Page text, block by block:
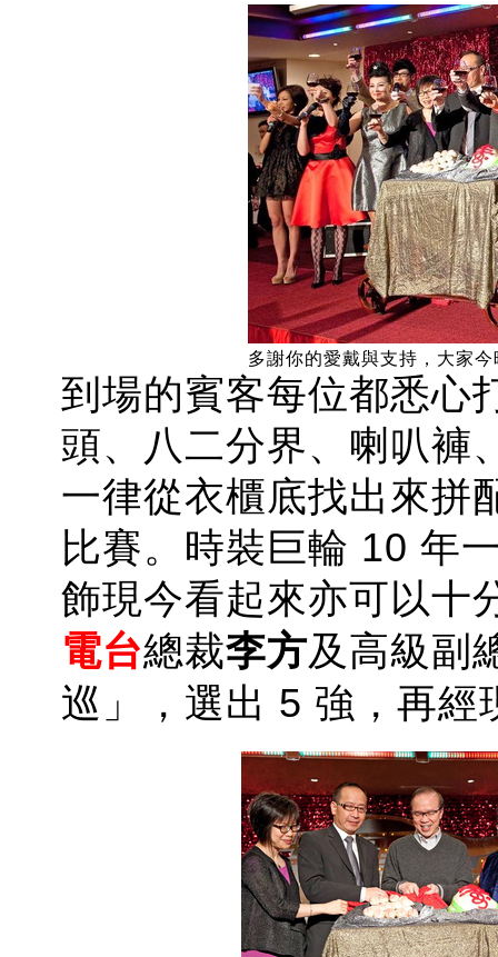
多謝你的愛戴與支持，大家
到場的賓客每位都悉心
頭、八二分界、喇叭褲
一律從衣櫃底找出來拼
比賽。 時裝巨輪 10 年
飾現今看起來亦可以十
電台總裁李方及高級副
巡」，選出 5 強 ， 再經